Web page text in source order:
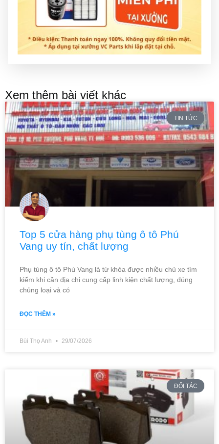
Xem thêm bài viết khác
TIN TỨC
Top 5 cửa hàng phụ tùng ô tô Phú
Vang uy tín, chất lượng
Phụ tùng ô tô Phú Vang là từ khóa được nhiều chủ xe tìm
kiếm khi cần địa chỉ cung cấp linh kiện chất lượng, đúng
chủng loại và có
ĐỌC THÊM »
Bùi Thọ Anh 29/07/2026
ĐỐI TÁC